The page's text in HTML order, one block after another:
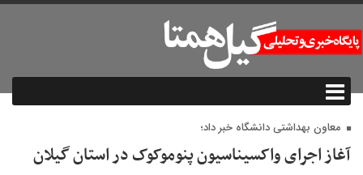
معاون بهداشتی دانشگاه خبر داد؛
آغاز اجرای واکسیناسیون پنوموکوک در استان گیلان